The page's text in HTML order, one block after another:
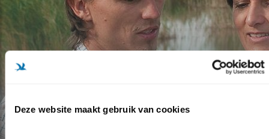
Deze website maakt gebruik van cookies
DIGISCOPEN IN DE TUIN VAN